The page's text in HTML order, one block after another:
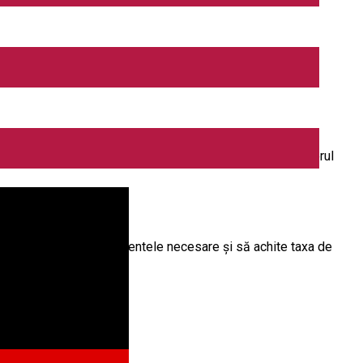
Valea Aurie, cartierul Ștrand, cartierul Turnișor, cartierul
să depună documentele necesare și să achite taxa de
cererilor: